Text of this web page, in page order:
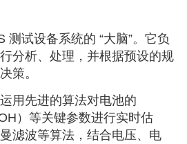
测试设备系统的 “大脑”。它负
分析、处理，并根据预设的规
策。
用先进的算法对电池的
）等关键参数进行实时估
滤波等算法，结合电压、电